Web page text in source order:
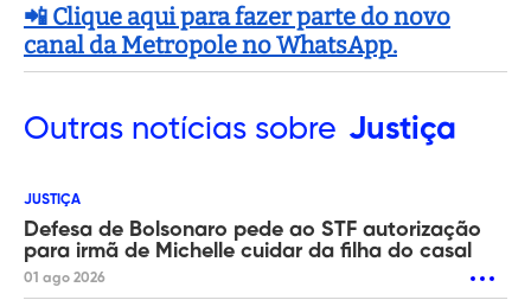
📲 Clique aqui para fazer parte do novo
canal da Metropole no WhatsApp.
Outras notícias sobre Justiça
JUSTIÇA
Defesa de Bolsonaro pede ao STF autorização
para irmã de Michelle cuidar da filha do casal
01 ago 2026